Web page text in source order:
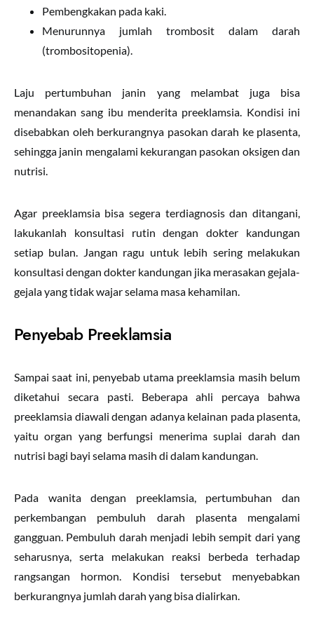
Pembengkakan pada kaki.
Menurunnya jumlah trombosit dalam darah
(trombositopenia).
Laju pertumbuhan janin yang melambat juga bisa
menandakan sang ibu menderita preeklamsia. Kondisi ini
disebabkan oleh berkurangnya pasokan darah ke plasenta,
sehingga janin mengalami kekurangan pasokan oksigen dan
nutrisi.
Agar preeklamsia bisa segera terdiagnosis dan ditangani,
lakukanlah konsultasi rutin dengan dokter kandungan
setiap bulan. Jangan ragu untuk lebih sering melakukan
konsultasi dengan dokter kandungan jika merasakan gejala-
gejala yang tidak wajar selama masa kehamilan.
Penyebab Preeklamsia
Sampai saat ini, penyebab utama preeklamsia masih belum
diketahui secara pasti. Beberapa ahli percaya bahwa
preeklamsia diawali dengan adanya kelainan pada plasenta,
yaitu organ yang berfungsi menerima suplai darah dan
nutrisi bagi bayi selama masih di dalam kandungan.
Pada wanita dengan preeklamsia, pertumbuhan dan
perkembangan pembuluh darah plasenta mengalami
gangguan. Pembuluh darah menjadi lebih sempit dari yang
seharusnya, serta melakukan reaksi berbeda terhadap
rangsangan hormon. Kondisi tersebut menyebabkan
berkurangnya jumlah darah yang bisa dialirkan.